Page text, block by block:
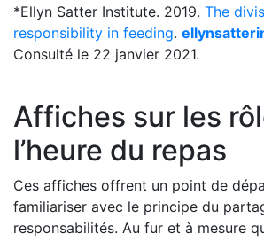
*Ellyn Satter Institute. 2019. The
responsibility in feeding.
Consulté le 22 janvier 2021.
Affiches sur les
l’heure du repas
Ces affiches offrent un point de
familiariser avec le principe du
responsabilités. Au fur et à mesure